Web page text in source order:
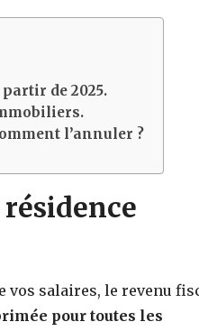
de 2025.
l’annuler ?
vos salaires, le revenu
pour toutes les